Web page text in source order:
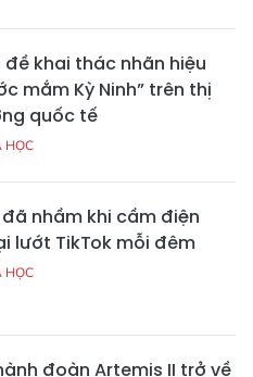
đề khai thác nhãn hiệu
mắm Kỳ Ninh” trên thị
quốc tế
HỌC
đã nhầm khi cầm điện
lướt TikTok mỗi đêm
HỌC
đoàn Artemis II trở về